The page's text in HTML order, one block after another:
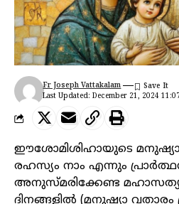
Last Updated: December 21, 2024
Fr Joseph Vattakalam
ഈശോമിശിഹായുടെ
രഹസ്യം നാം എന്നും
അനുസ്മരിക്കേണ്ട
ദിനങ്ങളിൽ (മനുഷ്യാ വതാരം